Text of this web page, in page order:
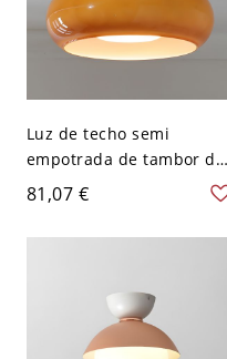
Luz de techo semi
empotrada de tambor de
madera moderna con
pantalla de vidrio blanco,
de 10 a 14 pulgadas -
81,07 €